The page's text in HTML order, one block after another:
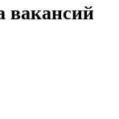
вакансий